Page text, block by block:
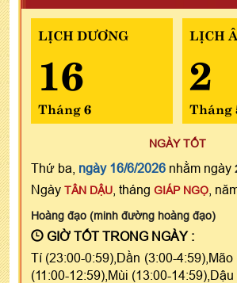
LỊCH DƯƠNG
16
Tháng 6
LỊCH
2
Tháng
NGÀY TỐT
Thứ ba, ngày 16/6/2026 nhằm ngày
Ngày TÂN DẬU , tháng GIÁP NGỌ ,
Hoàng đạo (minh đường hoàng đạo)
GIỜ TỐT TRONG NGÀY :
Tí (23:00-0:59),Dần (3:00-
(11:00-12:59),Mùi (13:00-